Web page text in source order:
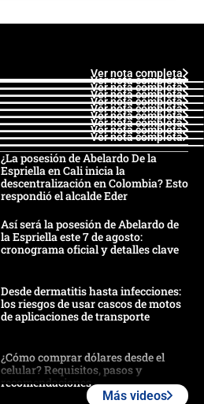
Ver nota completa
Ver nota completa
Ver nota completa
Ver nota completa
Ver nota completa
Ver nota completa
Ver nota completa
Ver nota completa
Ver nota completa
Ver nota completa
¿La posesión de Abelardo De la
Espriella en Cali inicia la
descentralización en Colombia? Esto
respondió el alcalde Eder
Así será la posesión de Abelardo de
la Espriella este 7 de agosto:
cronograma oficial y detalles clave
Desde dermatitis hasta infecciones:
los riesgos de usar cascos de motos
de aplicaciones de transporte
¿Cómo comprar dólares desde el
celular? Requisitos, pasos y
recomendaciones
Más videos